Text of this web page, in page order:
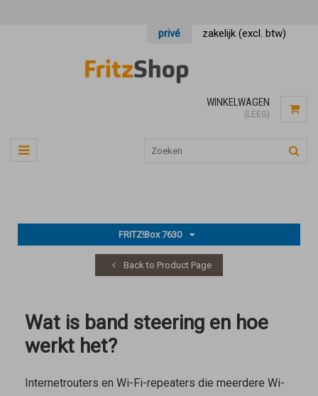
privé zakelijk (excl. btw)
WINKELWAGEN
(LEEG)
FRITZ!Box 7630
Back to Product Page
Wat is band steering en hoe
werkt het?
Internetrouters en Wi-Fi-repeaters die meerdere Wi-